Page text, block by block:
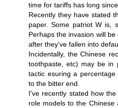
time for tariffs has long
Recently they have stated
paper. Some patriot W is,
Perhaps the invasion will
after they've fallen into
Incidentally, the Chinese
toothpaste, etc) may be in
tactic esuring a
to the bitter end.
I've recently stated how
role models to the Chinese